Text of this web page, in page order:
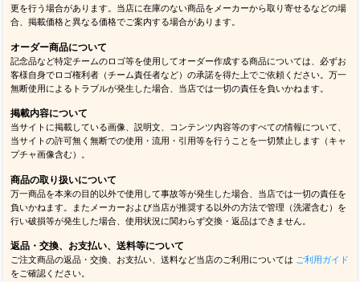
更を行う場合があります。当店に在庫のない商品をメーカーから取り寄せるなどの場
合、掲載価格と異なる価格でご案内する場合があります。
オーダー商品について
記念品など特定チームのロゴ等を使用してオーダー作成する商品については、必ずお
客様自身でロゴ権利者（チーム責任者など）の承諾を得た上でご依頼ください。万一
無断使用によるトラブルが発生した場合、当店では一切の責任を負いかねます。
掲載内容について
当サイトに掲載している画像、説明文、コンテンツ内容等のすべての情報について、
当サイトの許可無く無断での使用・流用・引用等を行うことを一切禁止します（キャ
プチャ画像含む）。
商品の取り扱いについて
万一商品を本来の目的以外で使用して事故等が発生した場合、当店では一切の責任を
負いかねます。またメーカーおよび当店が推奨する以外の方法で管理（洗濯含む）を
行い破損等が発生した場合、使用状況に関わらず交換・返品はできません。
返品・交換、お支払い、送料等について
ご注文商品の返品・交換、お支払い、送料など当店のご利用については ご利用ガイド
をご確認ください。